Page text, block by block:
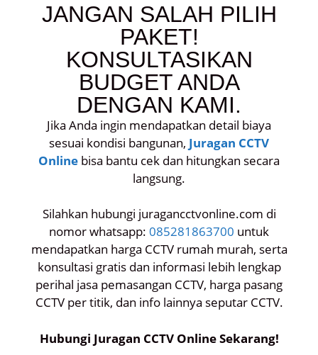
JANGAN SALAH PILIH
PAKET!
KONSULTASIKAN
BUDGET ANDA
DENGAN KAMI.
Jika Anda ingin mendapatkan detail biaya
sesuai kondisi bangunan, Juragan CCTV
Online bisa bantu cek dan hitungkan secara
langsung.
Silahkan hubungi juragancctvonline.com di
nomor whatsapp: 085281863700 untuk
mendapatkan harga CCTV rumah murah, serta
konsultasi gratis dan informasi lebih lengkap
perihal jasa pemasangan CCTV, harga pasang
CCTV per titik, dan info lainnya seputar CCTV.
Hubungi Juragan CCTV Online Sekarang!